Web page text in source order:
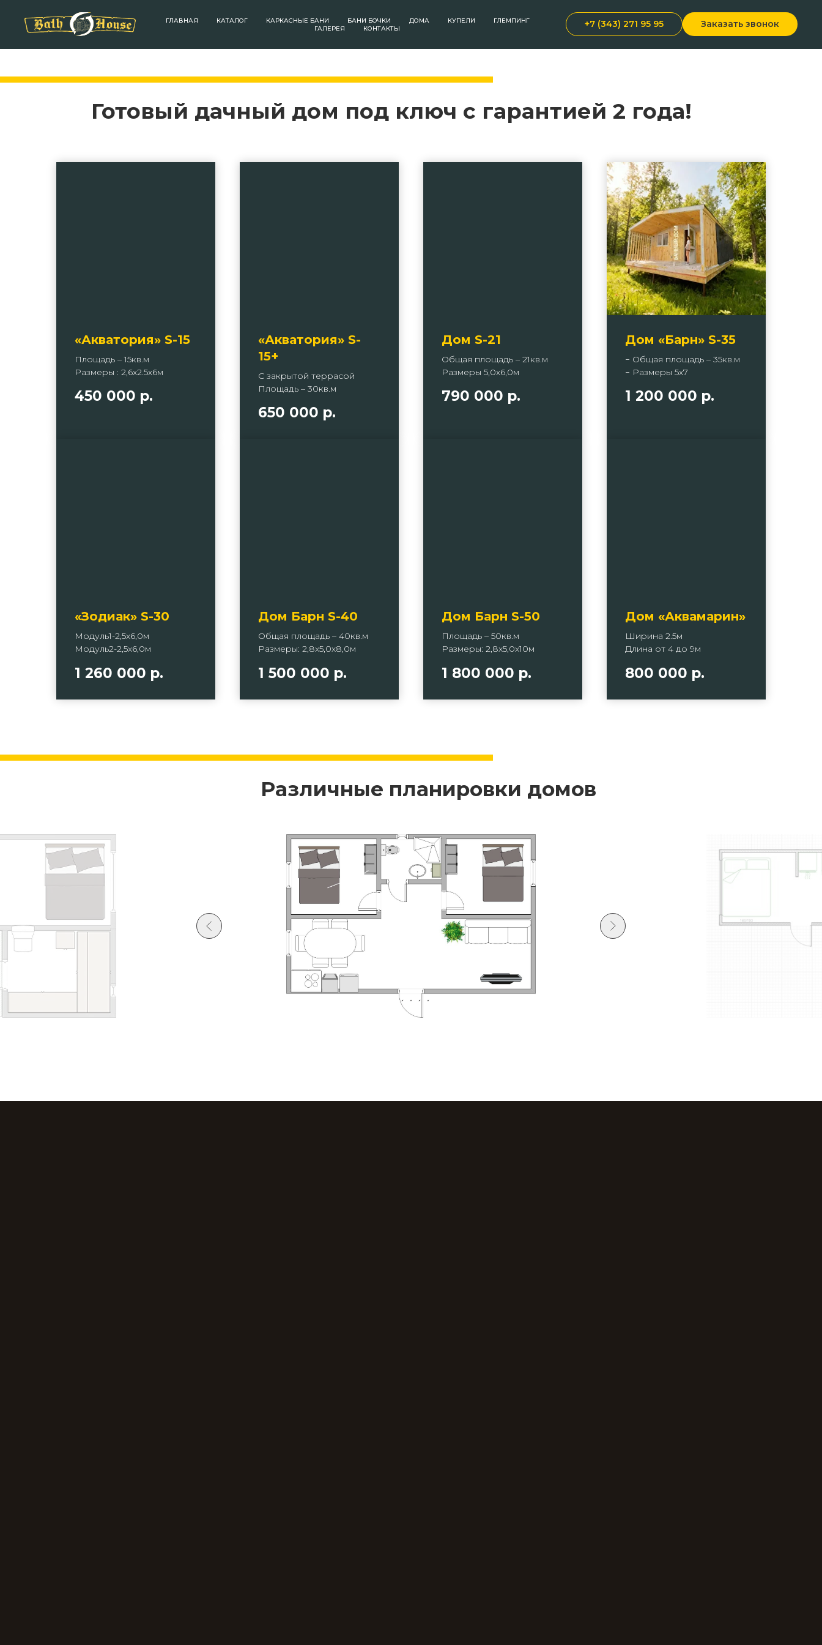
ГЛАВНАЯ КАТАЛОГ КАРКАСНЫЕ БАНИ БАНИ БОЧКИ ДОМА КУПЕЛИ
ГЛЕМПИНГ
ГАЛЕРЕЯ
КОНТАКТЫ +7 (343) 271 95 95 Заказать звонок
Готовый дачный дом под ключ с гарантией 2 года!
«Акватория» S-15
Площадь – 15кв.м
Размеры : 2,6х2.5х6м
450 000 р.
«Акватория» S-
15+
С закрытой террасой
Площадь – 30кв.м
650 000 р.
Дом S-21
Общая площадь – 21кв.м
Размеры 5,0х6,0м
790 000 р.
Дом «Барн» S-35
− Общая площадь – 35кв.м
− Размеры 5х7
1 200 000 р.
«Зодиак» S-30
Модуль1-2,5х6,0м
Модуль2-2,5х6,0м
1 260 000 р.
Дом Барн S-40
Общая площадь – 40кв.м
Размеры: 2,8х5,0х8,0м
1 500 000 р.
Дом Барн S-50
Площадь – 50кв.м
Размеры: 2,8х5,0х10м
1 800 000 р.
Дом «Аквамарин»
Ширина 2.5м
Длина от 4 до 9м
800 000 р.
Различные планировки домов